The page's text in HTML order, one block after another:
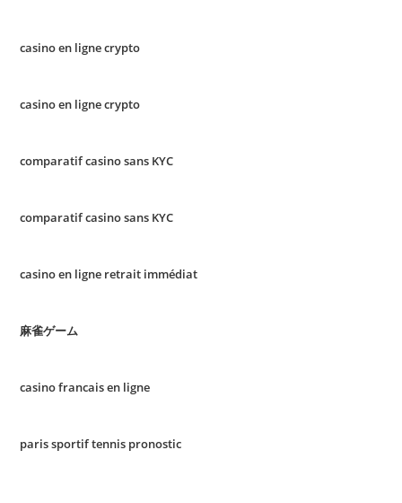
casino en ligne crypto
casino en ligne crypto
comparatif casino sans KYC
comparatif casino sans KYC
casino en ligne retrait immédiat
麻雀ゲーム
casino francais en ligne
paris sportif tennis pronostic